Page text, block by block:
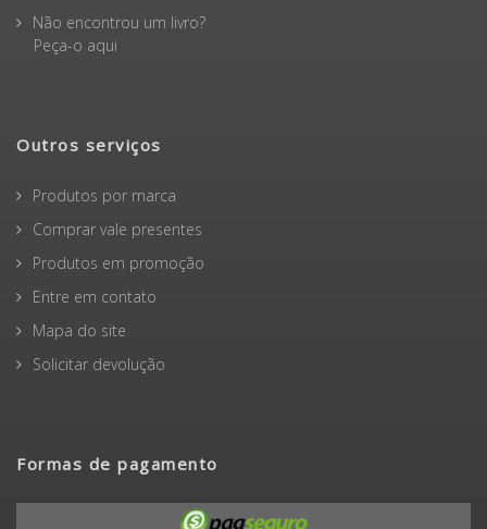
Não encontrou um livro?
Peça-o aqui
Outros serviços
Produtos por marca
Comprar vale presentes
Produtos em promoção
Entre em contato
Mapa do site
Solicitar devolução
Formas de pagamento